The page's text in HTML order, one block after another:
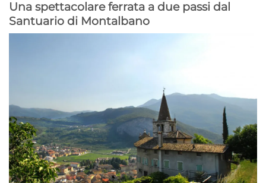
Una spettacolare ferrata a due passi dal
Santuario di Montalbano